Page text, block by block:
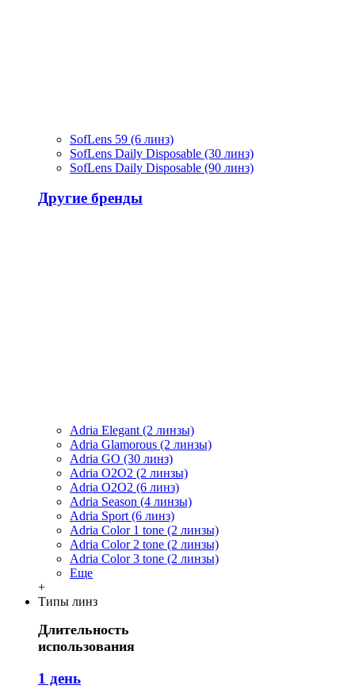
SofLens 59 (6 линз)
SofLens Daily Disposable (30 линз)
SofLens Daily Disposable (90 линз)
Другие бренды
Adria Elegant (2 линзы)
Adria Glamorous (2 линзы)
Adria GO (30 линз)
Adria O2O2 (2 линзы)
Adria O2O2 (6 линз)
Adria Season (4 линзы)
Adria Sport (6 линз)
Adria Сolor 1 tone (2 линзы)
Adria Сolor 2 tone (2 линзы)
Adria Сolor 3 tone (2 линзы)
Еще
+
Типы линз
Длительность
использования
1 день